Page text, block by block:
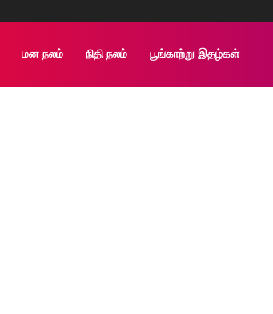
மன நலம் நிதி நலம் பூங்காற்று இதழ்கள்